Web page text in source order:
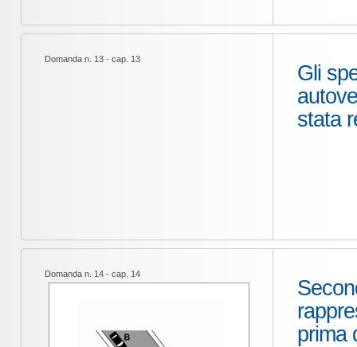
Domanda n. 13 - cap. 13
Gli
stata
Domanda n. 14 - cap. 14
prima